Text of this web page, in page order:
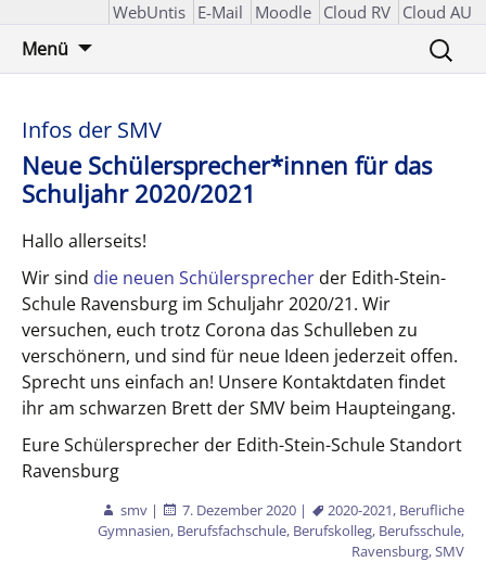
WebUntis E-Mail Moodle Cloud RV Cloud AU
Menü
Suchen
nach:
Infos der SMV
Neue Schülersprecher*innen für das
Schuljahr 2020/2021
Hallo allerseits!
Wir sind die neuen Schülersprecher der Edith-Stein-
Schule Ravensburg im Schuljahr 2020/21. Wir
versuchen, euch trotz Corona das Schulleben zu
verschönern, und sind für neue Ideen jederzeit offen.
Sprecht uns einfach an! Unsere Kontaktdaten findet
ihr am schwarzen Brett der SMV beim Haupteingang.
Eure Schülersprecher der Edith-Stein-Schule Standort
Ravensburg
smv | 7. Dezember 2020 | 2020-2021, Berufliche
Gymnasien, Berufsfachschule, Berufskolleg, Berufsschule,
Ravensburg,SMV